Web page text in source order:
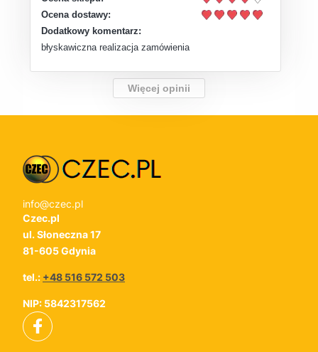
Ocena dostawy:
Dodatkowy komentarz:
błyskawiczna realizacja zamówienia
Więcej opinii
info@czec.pl
Czec.pl
ul. Słoneczna 17
81-605 Gdynia
tel.: +48 516 572 503
NIP: 5842317562